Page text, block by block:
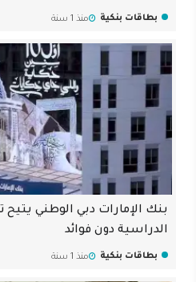
بطاقات بنكية منذ 1 سنة
بنك الإمارات دبي الوطني
الدراسية دون فوائد
بطاقات بنكية منذ 1 سنة